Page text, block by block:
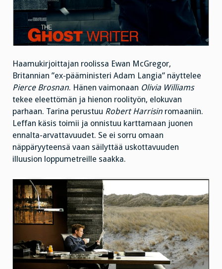
Haamukirjoittajan roolissa Ewan McGregor,
Britannian ”ex-pääministeri Adam Langia” näyttelee
Pierce Brosnan. Hänen vaimonaan Olivia Williams
tekee eleettömän ja hienon roolityön, elokuvan
parhaan. Tarina perustuu Robert Harrisin romaaniin.
Leffan käsis toimii ja onnistuu karttamaan juonen
ennalta-arvattavuudet. Se ei sorru omaan
näppäryyteensä vaan säilyttää uskottavuuden
illuusion loppumetreille saakka.